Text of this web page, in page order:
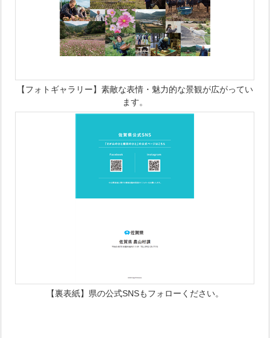
【フォトギャラリー】素敵な表情・魅力的な景観が広がってい
ます。
【裏表紙】県の公式SNSもフォローください。